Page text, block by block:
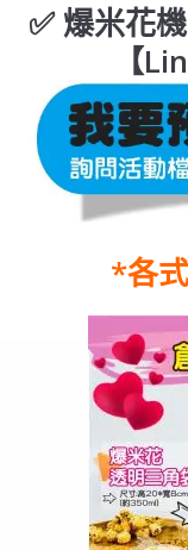
✅ 爆米花
【
*各